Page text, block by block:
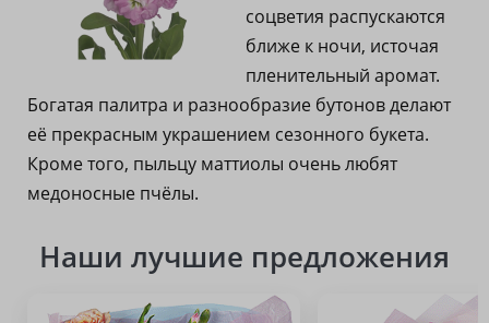
соцветия распускаются
ближе к ночи, источая
пленительный аромат.
Богатая палитра и разнообразие бутонов делают
её прекрасным украшением сезонного букета.
Кроме того, пыльцу маттиолы очень любят
медоносные пчёлы.
Наши лучшие предложения